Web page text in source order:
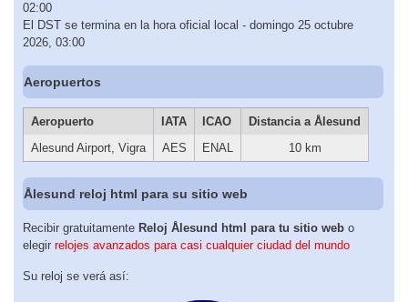
02:00
El DST se termina en la hora oficial local - domingo 25 octubre
2026, 03:00
Aeropuertos
Aeropuerto IATA ICAO
Distancia a Ålesund
Alesund Airport, Vigra
AES ENAL 10 km
Ålesund reloj html para su sitio web
Recibir gratuitamente Reloj Ålesund html para tu sitio web o
elegir relojes avanzados para casi cualquier ciudad del mundo
Su reloj se verá así: